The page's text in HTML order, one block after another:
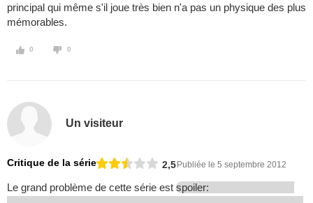
principal qui même s'il joue très bien n'a pas un physique des plus
mémorables.
0 0
Un visiteur
Critique de la série 2,5 Publiée le 5 septembre 2012
Le grand problème de cette série est spoiler: